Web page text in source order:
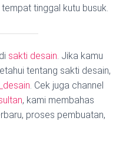
tinggal kutu busuk.
sakti desain. Jika kamu
tentang sakti desain,
. Cek juga channel
, kami membahas
proses pembuatan,